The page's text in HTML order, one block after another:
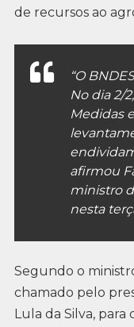
de recursos ao
“O
No dia 2/
Medidas
afirmou
ministro
nesta
Segundo o
chamado pelo
Lula da Silva,